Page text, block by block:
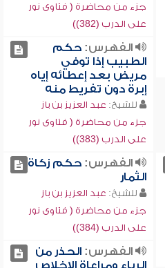
جزء من محاضرة ( فتاوى نور
على الدرب (382))
الفهرس:حكم
الطبيب إذا توفي
مريض بعد إعطائه إياه
إبرة دون تفريط منه
للشيخ: عبد العزيز بن باز
جزء من محاضرة ( فتاوى نور
على الدرب (383))
الفهرس:حكم زكاة
الثمار
للشيخ: عبد العزيز بن باز
جزء من محاضرة ( فتاوى نور
على الدرب (384))
الفهرس:الحذر من
الرياء ومراعاة الإخلاص